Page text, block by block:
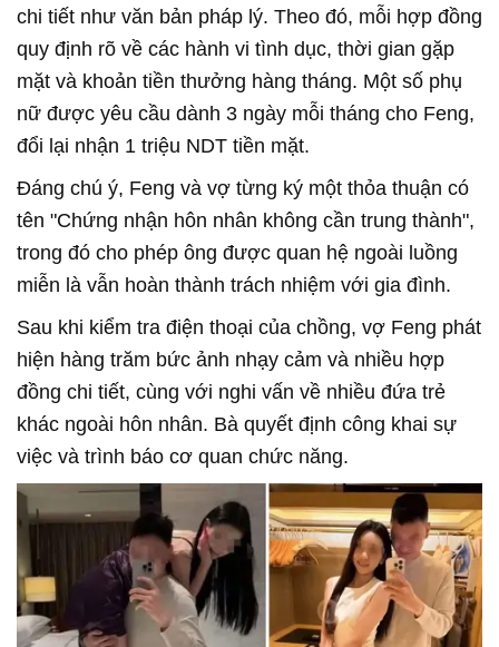
chi tiết như văn bản pháp lý. Theo đó, mỗi hợp đồng
quy định rõ về các hành vi tình dục, thời gian gặp
mặt và khoản tiền thưởng hàng tháng. Một số phụ
nữ được yêu cầu dành 3 ngày mỗi tháng cho Feng,
đổi lại nhận 1 triệu NDT tiền mặt.
Đáng chú ý, Feng và vợ từng ký một thỏa thuận có
tên "Chứng nhận hôn nhân không cần trung thành",
trong đó cho phép ông được quan hệ ngoài luồng
miễn là vẫn hoàn thành trách nhiệm với gia đình.
Sau khi kiểm tra điện thoại của chồng, vợ Feng phát
hiện hàng trăm bức ảnh nhạy cảm và nhiều hợp
đồng chi tiết, cùng với nghi vấn về nhiều đứa trẻ
khác ngoài hôn nhân. Bà quyết định công khai sự
việc và trình báo cơ quan chức năng.